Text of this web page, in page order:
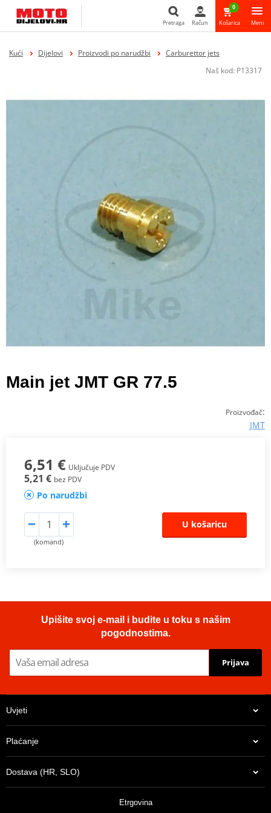
Pretraga
Pretraga Račun
0
Košarica Meni
Kući Dijelovi Proizvodi po narudžbi
Carburettor jets
Naš kod: P13317
Main jet JMT GR 77.5
Proizvođač:
JMT
6,51 € Uključuje PDV
5,21 € bez PDV
Po narudžbi
(komand)
U košaricu
Upišite svoj e-mail i budite u toku s našim
pogodnostima.
Prijava
Uvjeti
Plaćanje
Dostava (HR, SLO)
Etrgovina